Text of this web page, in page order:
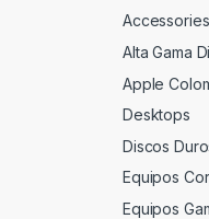
Accessories
Alta Gama
Apple
Desktops
Discos
Equipos
Equipos